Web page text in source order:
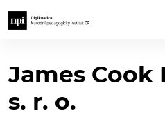
James Cook
s. r. o.